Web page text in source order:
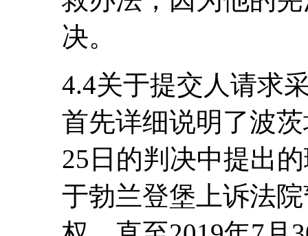
决。
4.4关于提交人请求
首先详细说明了波
25日的判决中提出
于勃兰登堡上诉法